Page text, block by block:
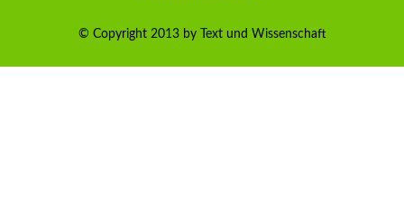
© Copyright 2013 by Text und Wissenschaft